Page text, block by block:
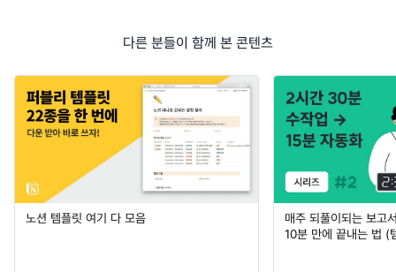
다른 분들이 함께 본 콘텐츠
노션 템플릿 여기 다 모음
매주 되풀이되는 보고
10분 만에 끝내는 법 (